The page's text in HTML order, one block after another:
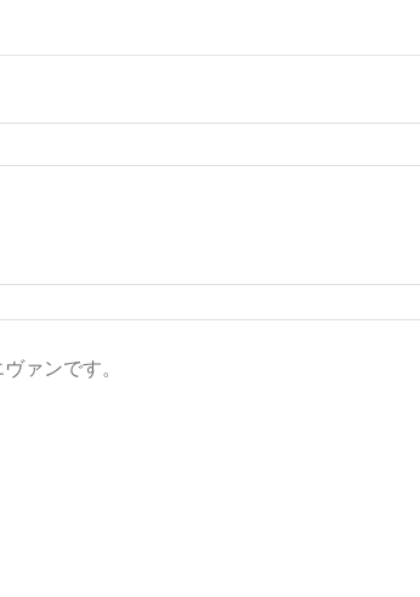
ァンです。